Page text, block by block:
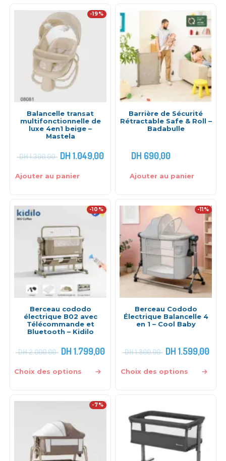
-19%
Balancelle transat
multifonctionnelle de
luxe 4en1 beige –
Mastela
DH1.300,00 DH 1.049,00
Ajouter au panier
Barrière de Sécurité
Rétractable Safe & Roll –
Badabulle
DH 690,00
Ajouter au panier
-10%
Berceau cododo
électrique B02 avec
Télécommande et
Bluetooth – Kidilo
DH2.000,00 DH 1.799,00
Choix des options
-11%
Berceau Cododo
Électrique Balancelle 4
en 1 – Cool Baby
DH1.800,00 DH 1.599,00
Choix des options
-7%